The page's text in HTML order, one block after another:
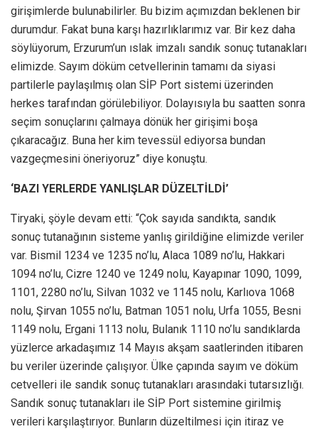
girişimlerde bulunabilirler. Bu bizim açımızdan beklenen bir
durumdur. Fakat buna karşı hazırlıklarımız var. Bir kez daha
söylüyorum, Erzurum’un ıslak imzalı sandık sonuç tutanakları
elimizde. Sayım döküm cetvellerinin tamamı da siyasi
partilerle paylaşılmış olan SİP Port sistemi üzerinden
herkes tarafından görülebiliyor. Dolayısıyla bu saatten sonra
seçim sonuçlarını çalmaya dönük her girişimi boşa
çıkaracağız. Buna her kim tevessül ediyorsa bundan
vazgeçmesini öneriyoruz” diye konuştu.
‘BAZI YERLERDE YANLIŞLAR DÜZELTİLDİ’
Tiryaki, şöyle devam etti: “Çok sayıda sandıkta, sandık
sonuç tutanağının sisteme yanlış girildiğine elimizde veriler
var. Bismil 1234 ve 1235 no’lu, Alaca 1089 no’lu, Hakkari
1094 no’lu, Cizre 1240 ve 1249 nolu, Kayapınar 1090, 1099,
1101, 2280 no’lu, Silvan 1032 ve 1145 nolu, Karlıova 1068
nolu, Şirvan 1055 no’lu, Batman 1051 nolu, Urfa 1055, Besni
1149 nolu, Ergani 1113 nolu, Bulanık 1110 no’lu sandıklarda
yüzlerce arkadaşımız 14 Mayıs akşam saatlerinden itibaren
bu veriler üzerinde çalışıyor. Ülke çapında sayım ve döküm
cetvelleri ile sandık sonuç tutanakları arasındaki tutarsızlığı.
Sandık sonuç tutanakları ile SİP Port sistemine girilmiş
verileri karşılaştırıyor. Bunların düzeltilmesi için itiraz ve